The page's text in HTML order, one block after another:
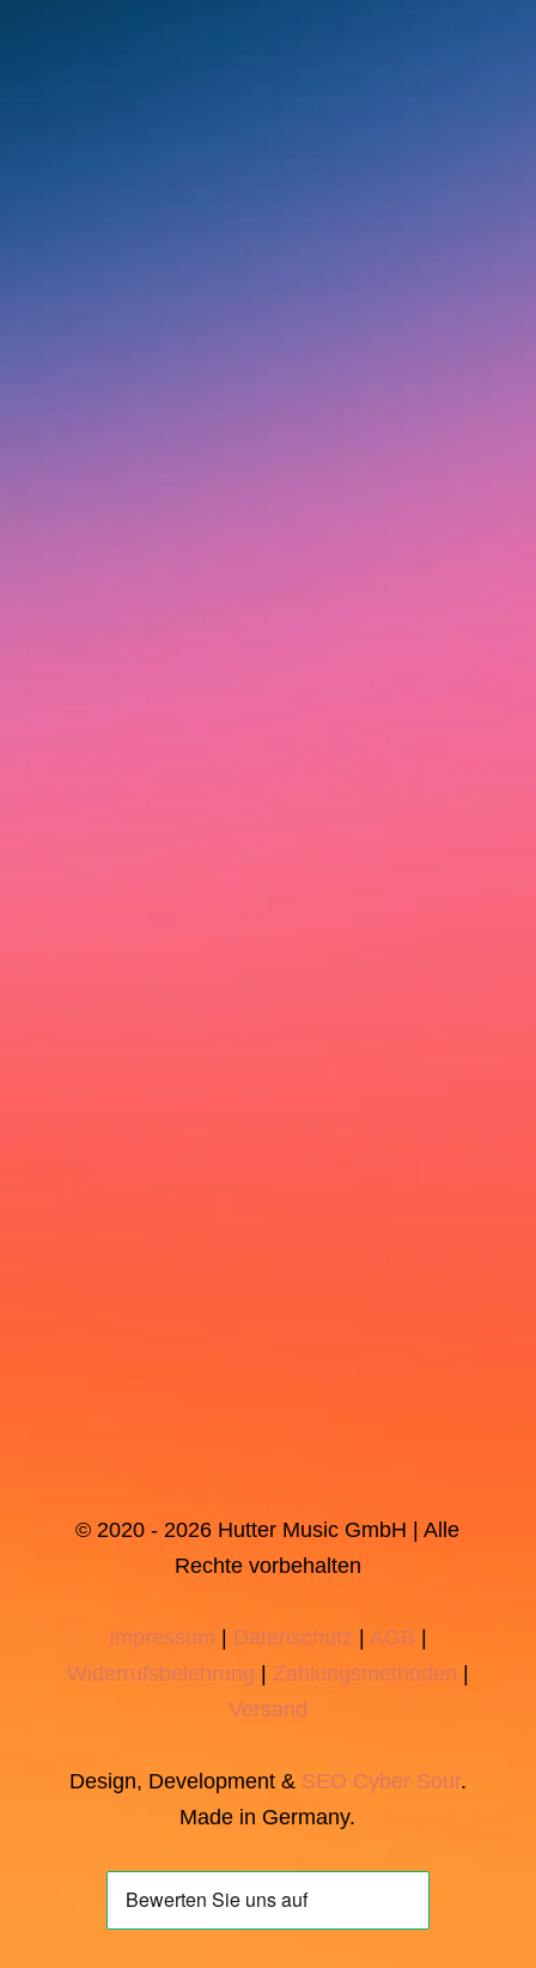
© 2020 - 2026 Hutter Music GmbH | Alle
Rechte vorbehalten
Impressum Datenschutz AGB
Widerrufsbelehrung
Zahlungsmethoden
Versand
Design, Development & SEO Cyber Sour.
Made in Germany.